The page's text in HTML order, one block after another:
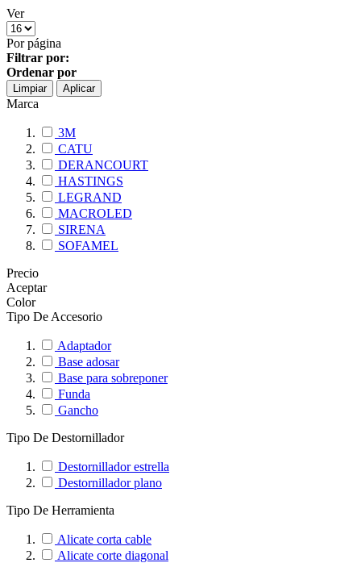
Ver
Por página
Filtrar por:
Ordenar por
Limpiar Aplicar
Marca
3M
CATU
DERANCOURT
HASTINGS
LEGRAND
MACROLED
SIRENA
SOFAMEL
Precio
Aceptar
Color
Tipo De Accesorio
Adaptador
Base adosar
Base para sobreponer
Funda
Gancho
Tipo De Destornillador
Destornillador estrella
Destornillador plano
Tipo De Herramienta
Alicate corta cable
Alicate corte diagonal